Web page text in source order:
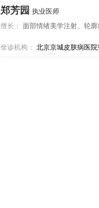
郑芳园 执业医师
擅长：
面部情绪美学注射、轮廓抗衰、眼周年轻化、线雕提升、眼鼻
坐诊机构： 北京京城皮肤病医院整形